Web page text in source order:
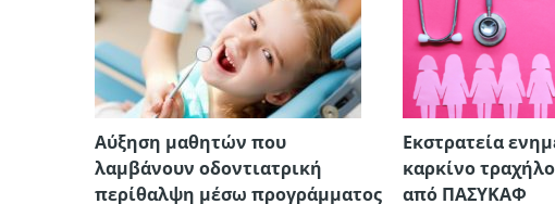
κοριτσιών (πίνακες)
Αύξηση μαθητών που
λαμβάνουν οδοντιατρική
περίθαλψη μέσω προγράμματος
Εκστρατεία
καρκίνο
από ΠΑΣΥΚΑΦ